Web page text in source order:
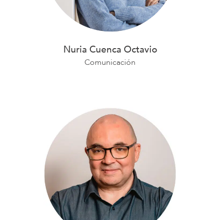
Nuria Cuenca Octavio
Comunicación